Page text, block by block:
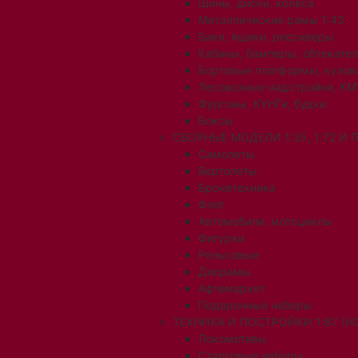
Шины, диски, колеса
Металлические рамы 1:43
Баки, ящики, рессиверы
Кабины, бамперы,
Бортовые платформы,
Лесовозные надстройки,
Фургоны, КУНГи, будки
Боксы
СБОРНЫЕ МОДЕЛИ 1:35, 1:72 И
Самолеты
Вертолеты
Бронетехника
Флот
Автомобили, мотоциклы
Фигурки
Рельсовые
Диорамы
Афтемаркет
Подарочные наборы
ТЕХНИКА И ПОСТРОЙКИ 1:87
Локомотивы
Стартовые наборы